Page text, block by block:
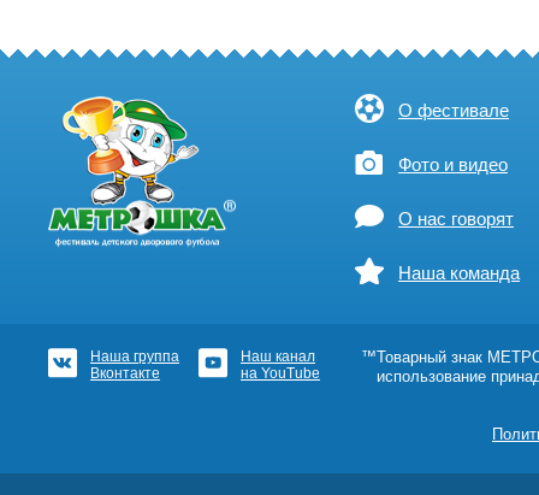
О фестивале
Фото и видео
О нас говорят
Наша команда
Наша группа
Вконтакте
Наш канал
на YouTube
™Товарный знак
использование